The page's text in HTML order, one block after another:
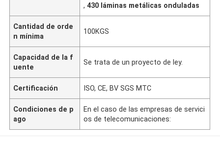
,430 láminas metálicas onduladas
Cantidad de orde
n mínima
100KGS
Capacidad de la f
uente
Se trata de un proyecto de ley.
Certificación ISO, CE, BV SGS MTC
Condiciones de p
ago
En el caso de las empresas de servici
os de telecomunicaciones: